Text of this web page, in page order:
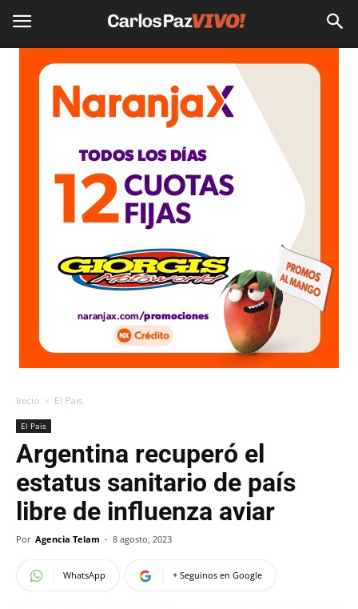
Inicio El Pais
El Pais
Argentina recuperó el
estatus sanitario de país
libre de influenza aviar
Por Agencia Telam - 8 agosto, 2023
WhatsApp + Seguinos en Google